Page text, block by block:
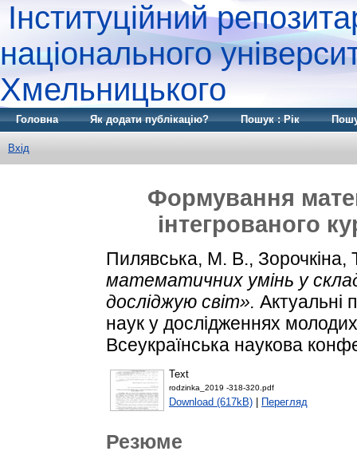
Інституційний
національного
Хмельницького
Головна Як додати публікацію? Пошук : Рік
Вхід
Формування
інтегрованого
Пилявська, М. В., Зорочкіна,
математичних умінь у
досліджую світ». Актуальні
наук у дослідженнях
Всеукраїнська наукова
Text
rodzinka_2019 -318-320.pdf
Download (617kB) Перегляд
Резюме